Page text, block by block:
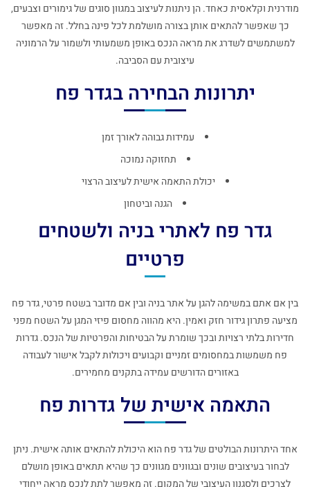
מודרנית וקלאסית כאחד. הן ניתנות לעיצוב במגוון סוגים של גימורים וצבעים,
כך שאפשר להתאים אותן בצורה מושלמת לכל פינה בחלל. זה מאפשר
למשתמשים לשדרג את מראה הנכס באופן משמעותי ולשמור על הרמוניה
עיצובית עם הסביבה.
יתרונות הבחירה בגדר פח
עמידות גבוהה לאורך זמן
תחזוקה נמוכה
יכולת התאמה אישית לעיצוב הרצוי
הגנה וביטחון
גדר פח לאתרי בניה ולשטחים
פרטיים
בין אם אתם במשימה להגן על אתר בניה ובין אם מדובר בשטח פרטי, גדר פח
מציעה פתרון גידור חזק ואמין. היא מהווה מחסום פיזי המגן על השטח מפני
חדירות בלתי רצויות ובכך שומרת על הבטיחות והפרטיות של הנכס. גדרות
פח משמשות במחסומים זמניים וקבועים ויכולות לקבל אישור לעבודה
באזורים הדורשים עמידה בתקנים מחמירים.
התאמה אישית של גדרות פח
אחד היתרונות הבולטים של גדר פח הוא היכולת להתאים אותה אישית. ניתן
לבחור בעיצובים שונים ובגוונים מגוונים כך שהיא תתאים באופן מושלם
לצרכים ולסגנון העיצובי של המקום. זה מאפשר לתת לנכס מראה ייחודי